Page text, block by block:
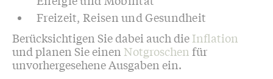
Freizeit, Reisen und Gesundheit
Berücksichtigen Sie dabei auch dieInflation
und planen Sie einen Notgroschen für
unvorhergesehene Ausgaben ein.